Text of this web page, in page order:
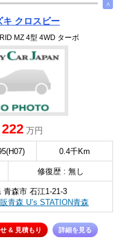
∧
キ クロスビー
MZ 4型 4WD ターボ
222 万円
0.4千Km
修復歴 : 無し
青森市 石江1-21-3
青森 U’s STATION青森
& 見積もり 詳細を見る